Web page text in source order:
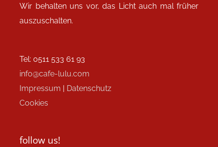
Wir behalten uns vor, das Licht auch mal früher
auszuschalten.
Tel: 0511 533 61 93
info@cafe-lulu.com
Impressum | Datenschutz
Cookies
follow us!